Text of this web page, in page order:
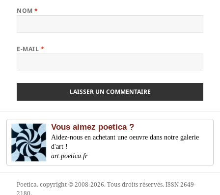
NOM*
E-MAIL *
Vous aimez poetica ?
Aidez-nous en achetant une oeuvre dans notre galerie
d'art !
art.poetica.fr
Poetica, copyright © 2008-2026. Tous droits réservés. ISSN 2649-